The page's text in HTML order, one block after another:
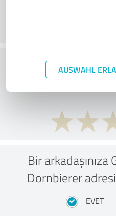
AUSWAHL
Fiyat/
Bir
Dornbierer
EVET